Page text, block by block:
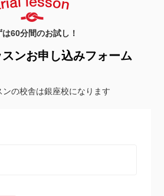
は60分間のお試し！
ンお申し込みフォーム
の校舎は銀座校になります